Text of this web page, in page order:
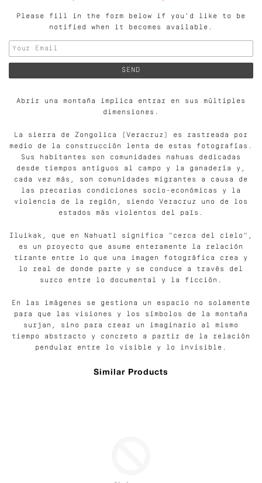
Please fill in the form below if you'd like to be
notified when it becomes available.
Abrir una montaña implica entrar en sus múltiples
dimensiones.
La sierra de Zongolica (Veracruz) es rastreada por
medio de la construcción lenta de estas fotografías.
Sus habitantes son comunidades nahuas dedicadas
desde tiempos antiguos al campo y la ganadería y,
cada vez más, son comunidades migrantes a causa de
las precarias condiciones socio-económicas y la
violencia de la región, siendo Veracruz uno de los
estados más violentos del país.
Iluikak, que en Nahuatl significa “cerca del cielo”,
es un proyecto que asume enteramente la relación
tirante entre lo que una imagen fotográfica crea y
lo real de donde parte y se conduce a través del
surco entre lo documental y la ficción.
En las imágenes se gestiona un espacio no solamente
para que las visiones y los símbolos de la montaña
surjan, sino para crear un imaginario al mismo
tiempo abstracto y concreto a partir de la relación
pendular entre lo visible y lo invisible.
Similar Products